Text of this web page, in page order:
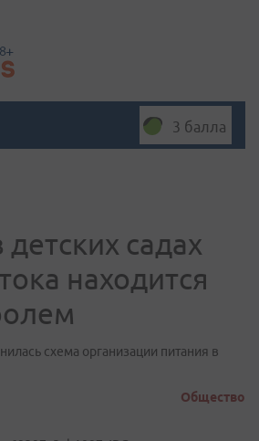
3 балла
садах
находится
схема организации питания в
Общество